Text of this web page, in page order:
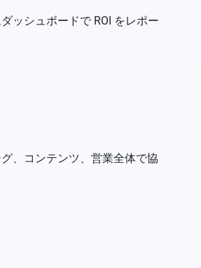
ッシュボードで ROI をレポー
、コンテンツ、営業全体で協